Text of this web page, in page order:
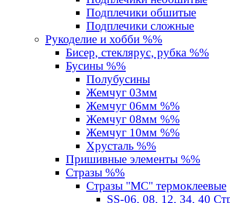
Подплечики обшитые
Подплечики сложные
Рукоделие и хобби %%
Бисер, стеклярус, рубка %%
Бусины %%
Полубусины
Жемчуг 03мм
Жемчуг 06мм %%
Жемчуг 08мм %%
Жемчуг 10мм %%
Хрусталь %%
Пришивные элементы %%
Стразы %%
Стразы "MС" термоклеевые
SS-06, 08, 12, 34, 40